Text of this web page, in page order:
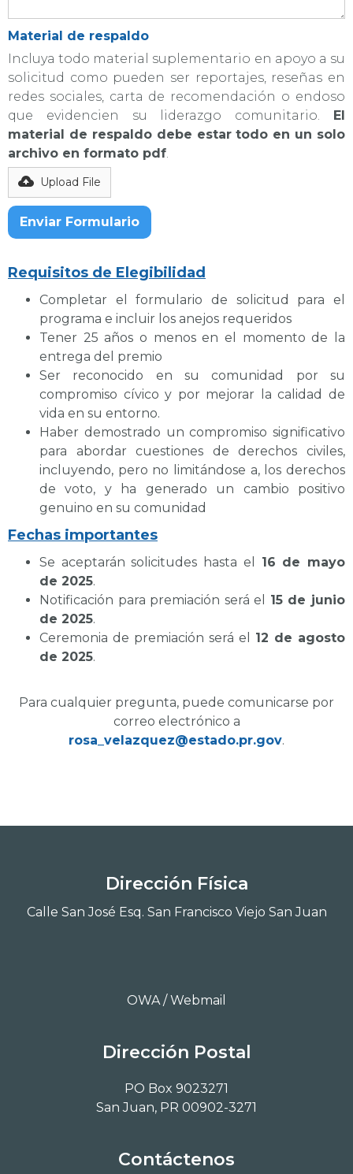
Material de respaldo
Incluya todo material suplementario en apoyo a su
solicitud como pueden ser reportajes, reseñas en
redes sociales, carta de recomendación o endoso
que evidencien su liderazgo comunitario. El
material de respaldo debe estar todo en un solo
archivo en formato pdf
Upload File
Requisitos de Elegibilidad
Completar el formulario de solicitud para el
programa e incluir los anejos requeridos
Tener 25 años o menos en el momento de la
entrega del premio
Ser reconocido en su comunidad por su
compromiso cívico y por mejorar la calidad de
vida en su entorno.
Haber demostrado un compromiso significativo
para abordar cuestiones de derechos civiles,
incluyendo, pero no limitándose a, los derechos
de voto, y ha generado un cambio positivo
genuino en su comunidad
Fechas importantes
Se aceptarán solicitudes hasta el 16 de mayo
de 2025.
Notificación para premiación será el 15 de junio
de 2025.
Ceremonia de premiación será el 12 de agosto
de 2025.
Para cualquier pregunta, puede comunicarse por
correo electrónico a
rosa_velazquez@estado.pr.gov.
Dirección Física
Calle San José Esq. San Francisco Viejo San Juan
OWA / Webmail
Dirección Postal
PO Box 9023271
San Juan, PR 00902-3271
Contáctenos